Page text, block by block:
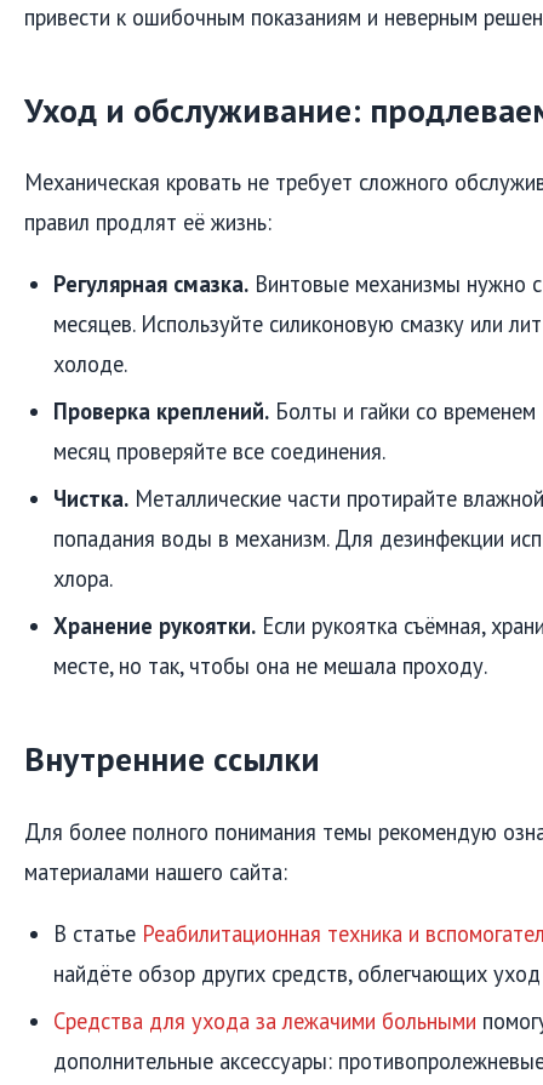
привести к ошибочным показаниям и неверным
Уход и обслуживание:
Механическая кровать не требует сложного
правил продлят её жизнь:
Регулярная смазка. Винтовые механизмы нужно
месяцев. Используйте силиконовую смазку или
холоде.
Проверка креплений. Болты и гайки со временем
месяц проверяйте все соединения.
Чистка. Металлические части протирайте
попадания воды в механизм. Для дезинфекции
хлора.
Хранение рукоятки. Если рукоятка съёмная,
месте, но так, чтобы она не мешала проходу.
Внутренние ссылки
Для более полного понимания темы рекомендую
материалами нашего сайта:
В статье Реабилитационная техника и
найдёте обзор других средств, облегчающих
Средства для ухода за лежачими больными
дополнительные аксессуары: